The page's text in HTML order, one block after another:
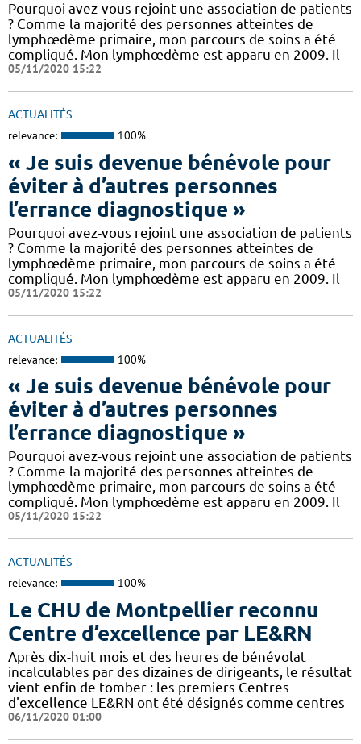
Pourquoi avez-vous rejoint une association de patients
? Comme la majorité des personnes atteintes de
lymphœdème primaire, mon parcours de soins a été
compliqué. Mon lymphœdème est apparu en 2009. Il
05/11/2020 15:22
ACTUALITÉS
relevance: 100%
« Je suis devenue bénévole pour
éviter à d’autres personnes
l’errance diagnostique »
Pourquoi avez-vous rejoint une association de patients
? Comme la majorité des personnes atteintes de
lymphœdème primaire, mon parcours de soins a été
compliqué. Mon lymphœdème est apparu en 2009. Il
05/11/2020 15:22
ACTUALITÉS
relevance: 100%
« Je suis devenue bénévole pour
éviter à d’autres personnes
l’errance diagnostique »
Pourquoi avez-vous rejoint une association de patients
? Comme la majorité des personnes atteintes de
lymphœdème primaire, mon parcours de soins a été
compliqué. Mon lymphœdème est apparu en 2009. Il
05/11/2020 15:22
ACTUALITÉS
relevance: 100%
Le CHU de Montpellier reconnu
Centre d’excellence par LE&RN
Après dix-huit mois et des heures de bénévolat
incalculables par des dizaines de dirigeants, le résultat
vient enfin de tomber : les premiers Centres
d'excellence LE&RN ont été désignés comme centres
06/11/2020 01:00